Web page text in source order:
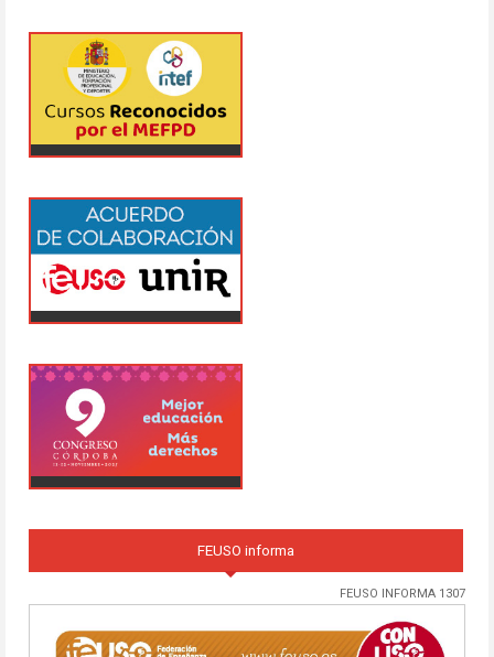
FEUSO informa
FEUSO INFORMA 1307